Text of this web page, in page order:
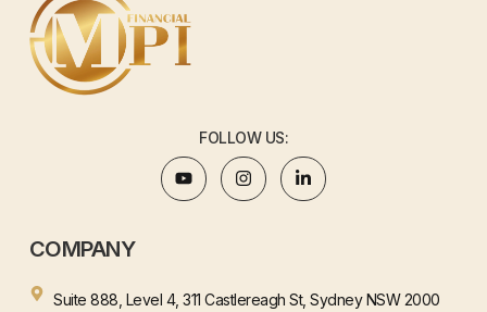
FOLLOW US:
COMPANY
Suite 888, Level 4, 311 Castlereagh St, Sydney NSW 2000